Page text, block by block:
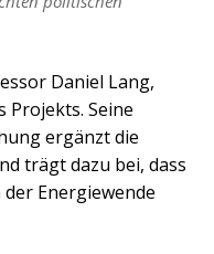
Daniel Lang,
Projekts. Seine
ergänzt die
trägt dazu bei, dass
Energiewende